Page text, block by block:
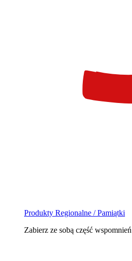
Produkty Regionalne / Pamiątki
Zabierz ze sobą część wspomnień